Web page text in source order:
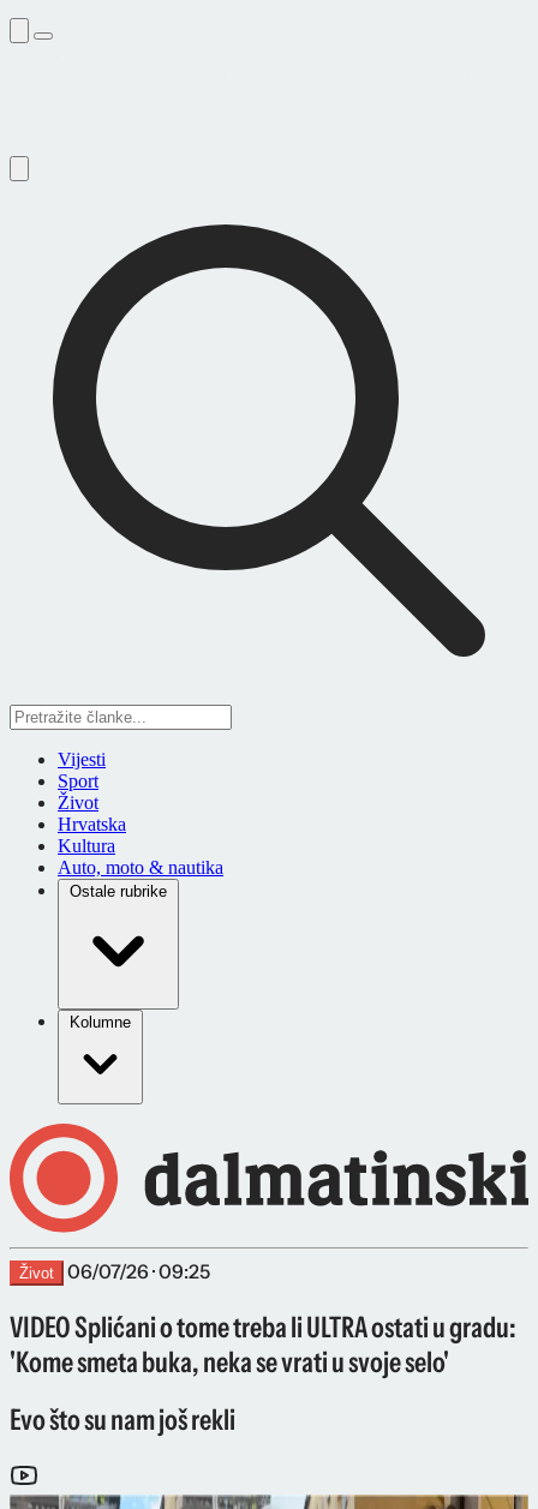
Vijesti
Sport
Život
Hrvatska
Kultura
Auto, moto & nautika
Ostale rubrike
Kolumne
Život 06/07/26 · 09:25
VIDEO Splićani o tome treba li ULTRA ostati u gradu:
'Kome smeta buka, neka se vrati u svoje selo'
Evo što su nam još rekli